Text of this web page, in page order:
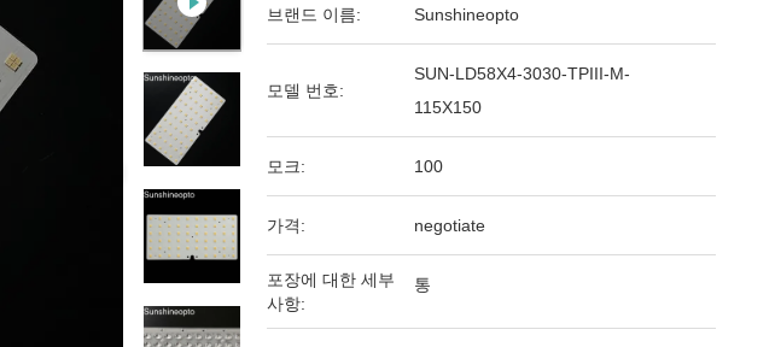
브랜드 이름: Sunshineopto
모델 번호:
SUN-LD58X4-3030-TPIII-M-
115X150
모크: 100
가격: negotiate
포장에 대한 세부
사항:
통